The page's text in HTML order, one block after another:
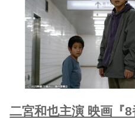
二宮和也主演 映画『